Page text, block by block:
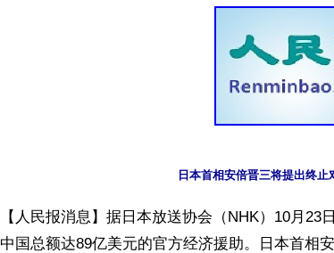
【人民报消息】据日本放送协会（NHK）10月
中国总额达89亿美元的官方经济援助。日本首相